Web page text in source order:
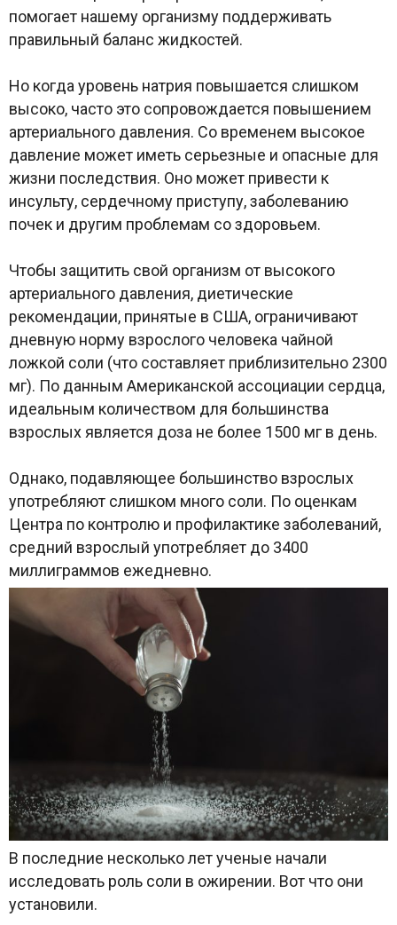
помогает нашему организму поддерживать
правильный баланс жидкостей.
Но когда уровень натрия повышается слишком
высоко, часто это сопровождается повышением
артериального давления. Со временем высокое
давление может иметь серьезные и опасные для
жизни последствия. Оно может привести к
инсульту, сердечному приступу, заболеванию
почек и другим проблемам со здоровьем.
Чтобы защитить свой организм от высокого
артериального давления, диетические
рекомендации, принятые в США, ограничивают
дневную норму взрослого человека чайной
ложкой соли (что составляет приблизительно 2300
мг). По данным Американской ассоциации сердца,
идеальным количеством для большинства
взрослых является доза не более 1500 мг в день.
Однако, подавляющее большинство взрослых
употребляют слишком много соли. По оценкам
Центра по контролю и профилактике заболеваний,
средний взрослый употребляет до 3400
миллиграммов ежедневно.
В последние несколько лет ученые начали
исследовать роль соли в ожирении. Вот что они
установили.